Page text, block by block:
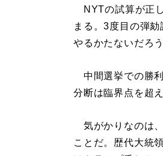
NYTの試算が正
まる。3度目の弾
やるかたないだろう
中間選挙での勝
分断は臨界点を超
気がかりなのは
ことだ。歴代大統